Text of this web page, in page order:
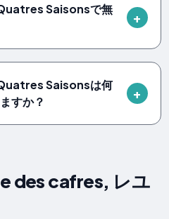
Saisonsで無
Saisonsは何
すか？
des cafres, レユ